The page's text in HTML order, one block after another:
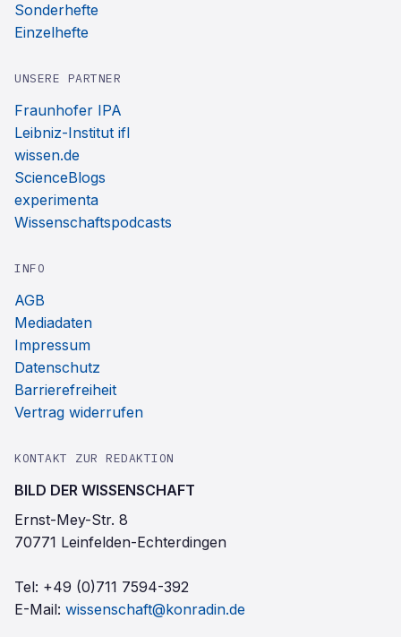
Sonderhefte
Einzelhefte
UNSERE PARTNER
Fraunhofer IPA
Leibniz-Institut ifl
wissen.de
ScienceBlogs
experimenta
Wissenschaftspodcasts
INFO
AGB
Mediadaten
Impressum
Datenschutz
Barrierefreiheit
Vertrag widerrufen
KONTAKT ZUR REDAKTION
BILD DER WISSENSCHAFT
Ernst-Mey-Str. 8
70771 Leinfelden-Echterdingen
Tel: +49 (0)711 7594-392
E-Mail: wissenschaft@konradin.de